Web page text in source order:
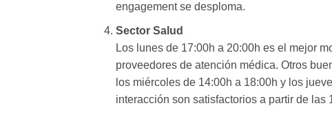
engagement se desploma.
Sector Salud
Los lunes de 17:00h a 20:00h es el mejor
proveedores de atención médica. Otros
los miércoles de 14:00h a 18:00h y los
interacción son satisfactorios a partir de las